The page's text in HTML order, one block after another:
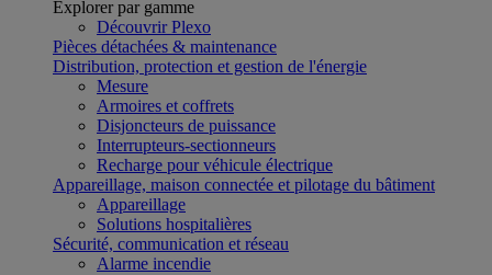
Explorer par gamme
Découvrir Plexo
Pièces détachées & maintenance
Distribution, protection et gestion de l'énergie
Mesure
Armoires et coffrets
Disjoncteurs de puissance
Interrupteurs-sectionneurs
Recharge pour véhicule électrique
Appareillage, maison connectée et pilotage du bâtiment
Appareillage
Solutions hospitalières
Sécurité, communication et réseau
Alarme incendie